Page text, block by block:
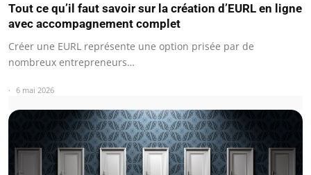
Tout ce qu’il faut savoir sur la création d’EURL en ligne
avec accompagnement complet
Créer une EURL représente une option prisée par de
nombreux entrepreneurs…
6 mai 2026